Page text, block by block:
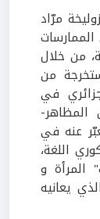
مرّاد
من خلال
من
في
عنه في
اللغة،
المرأة و
يعانيه